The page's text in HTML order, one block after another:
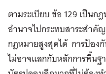
ตามระเบียบ ข้อ 129 เป็นก
อำนาจไปกระทบสาระสำคั
กฎหมายสูงสุดได้ การป้อง
ไม่อาจแลกกับหลักการพื้นฐ